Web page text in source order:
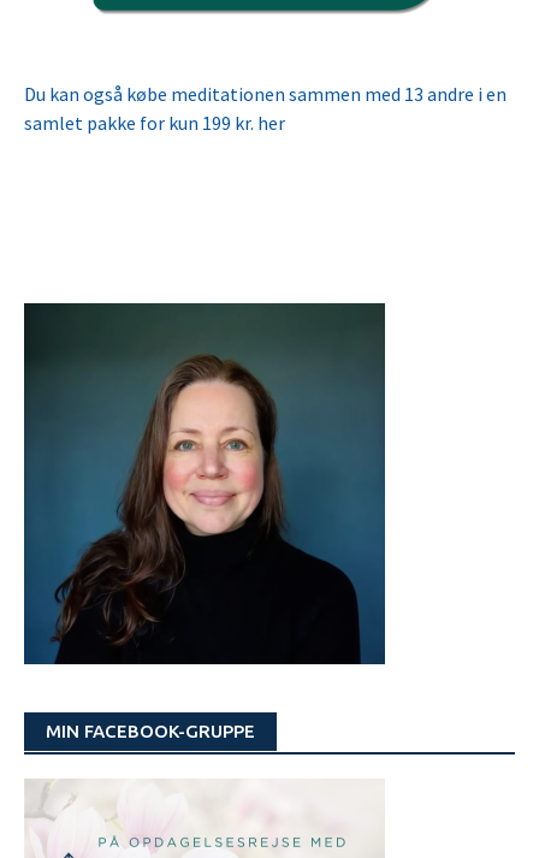
Du kan også købe meditationen sammen med 13 andre i en
samlet pakke for kun 199 kr. her
MIN FACEBOOK-GRUPPE